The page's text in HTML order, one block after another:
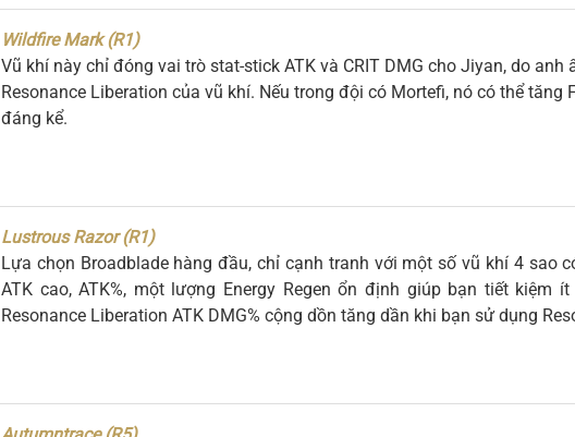
Wildfire Mark (R1)
Vũ khí này chỉ đóng vai trò stat-stick ATK và CRIT DMG cho Jiyan, do
Resonance Liberation của vũ khí. Nếu trong đội có Mortefi, nó có thể
đáng kể.
Lustrous Razor (R1)
Lựa chọn Broadblade hàng đầu, chỉ cạnh tranh với một số vũ khí 4 sao
ATK cao, ATK%, một lượng Energy Regen ổn định giúp bạn tiết
Resonance Liberation ATK DMG% cộng dồn tăng dần khi bạn sử dụng